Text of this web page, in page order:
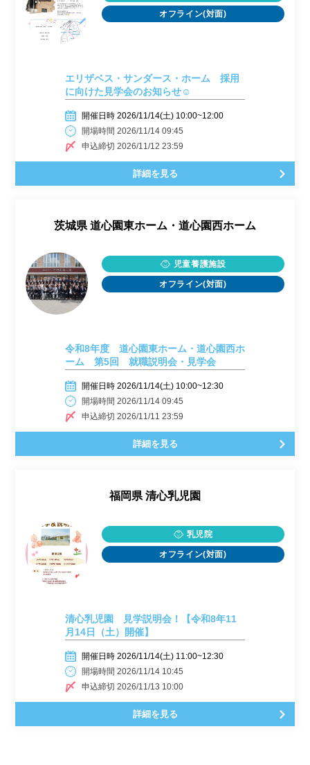
オフライン(対面)
エリザベス・サンダース・ホーム 採用
に向けた見学会のお知らせ☺
開催日時 2026/11/14(土) 10:00~12:00
開場時間 2026/11/14 09:45
申込締切 2026/11/12 23:59
詳細を見る
茨城県 道心園東ホーム・道心園西ホーム
児童養護施設
オフライン(対面)
令和8年度 道心園東ホーム・道心園西ホ
ーム 第5回 就職説明会・見学会
開催日時 2026/11/14(土) 10:00~12:30
開場時間 2026/11/14 09:45
申込締切 2026/11/11 23:59
詳細を見る
福岡県 清心乳児園
乳児院
オフライン(対面)
清心乳児園 見学説明会！【令和8年11
月14日（土）開催】
開催日時 2026/11/14(土) 11:00~12:30
開場時間 2026/11/14 10:45
申込締切 2026/11/13 10:00
詳細を見る